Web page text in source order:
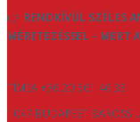
👉 RENDKÍVÜL SZÉLES
MÉRETEZÉSSEL –
TÍMEA +36 20 561 46 33
1047 BUDAPEST BAROSS